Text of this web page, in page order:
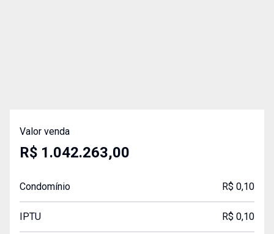
Valor venda
R$ 1.042.263,00
Condomínio R$ 0,10
IPTU R$ 0,10